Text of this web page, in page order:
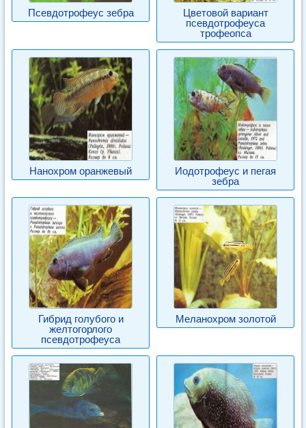
Псевдотрофеус зебра
Цветовой вариант
псевдотрофеуса
трофеопса
Нанохром оранжевый
Иодотрофеус и пегая
зебра
Гибрид голубого и
желтогорлого
псевдотрофеуса
Меланохром золотой